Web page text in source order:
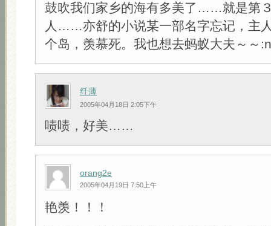
鼓吹我们家乡的海有多美了……就是第
人……亦舒的小说某一部名字忘记，主
个岛，羡慕死。我也想去蚂蚁大夫～～
纤薄
2005年04月18日 2:05下午
啧啧，好美……
orang2e
2005年04月19日 7:50上午
艳羡！！！